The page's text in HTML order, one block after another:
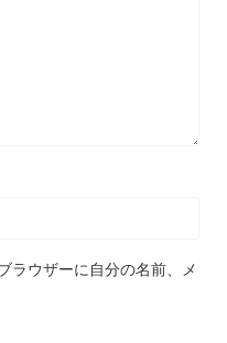
ラウザーに自分の名前、メ